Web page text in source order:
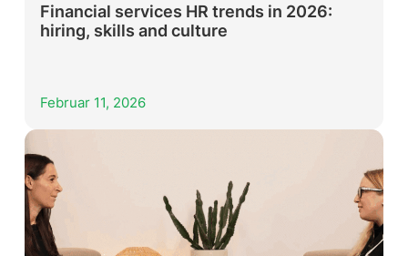
Financial services HR trends in 2026:
hiring, skills and culture
Februar 11, 2026